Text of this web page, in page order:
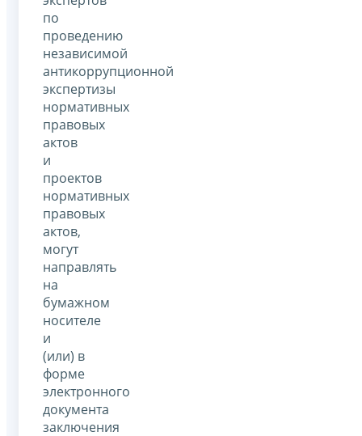
по
проведению
независимой
антикоррупционной
экспертизы
нормативных
правовых
актов
и
проектов
нормативных
правовых
актов,
могут
направлять
на
бумажном
носителе
и
(или) в
форме
электронного
документа
заключения